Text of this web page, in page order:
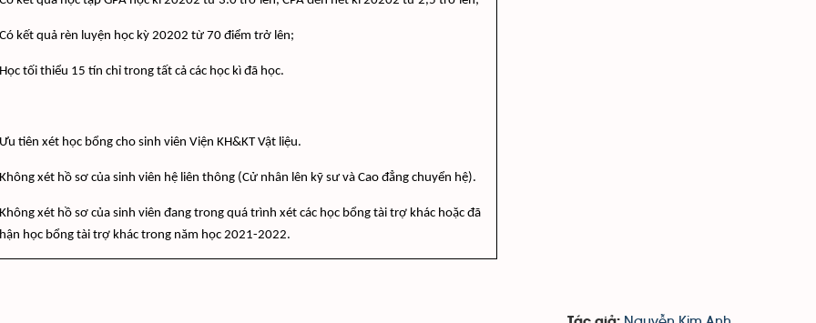
kết quả rèn luyện học kỳ 20202 từ 70 điểm trở lên;
tối thiểu 15 tín chỉ trong tất cả các học kì đã học.
tiên xét học bổng cho sinh viên Viện KH&KT Vật liệu.
xét hồ sơ của sinh viên hệ liên thông (Cử nhân lên kỹ sư và Cao đẳng chuyển hệ).
xét hồ sơ của sinh viên đang trong quá trình xét các học bổng tài trợ khác hoặc đã
học bổng tài trợ khác trong năm học 2021-2022.